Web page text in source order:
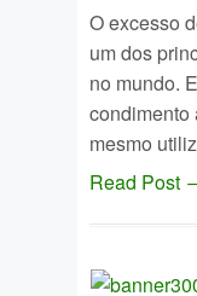
O excesso
um dos
no mundo.
condimento
mesmo
Read Post